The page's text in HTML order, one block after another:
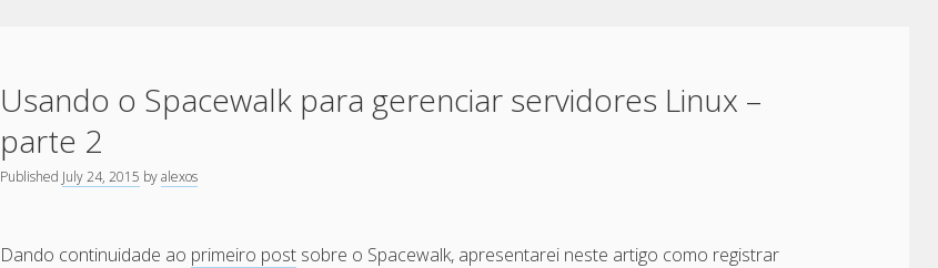
Usando o Spacewalk para gerenciar servidores Linux –
parte 2
Published July 24, 2015 byalexos
Dando continuidade ao primeiro post sobre o Spacewalk, apresentarei neste artigo como registrar